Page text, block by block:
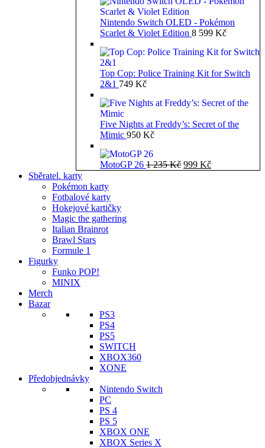
Nintendo Switch OLED - Pokémon
Scarlet & Violet Edition 8 599 Kč
Top Cop: Police Training Kit for Switch
2&1 749 Kč
Five Nights at Freddy’s: Secret of the
Mimic 950 Kč
MotoGP 26 1 235Kč Původní
999 KčAktuální
Sběratel. karty
Pokémon karty
Fotbalové karty
Hokejové kartičky
Magic the gathering
Italian Brainrot
Brawl Stars
Formule 1
Figurky
Funko POP!
MINIX
Merch
Bazar
PS3
PS4
PS5
SWITCH
XBOX360
XONE
Předobjednávky
Nintendo Switch
PC
PS 4
PS 5
XBOX ONE
XBOX Series X